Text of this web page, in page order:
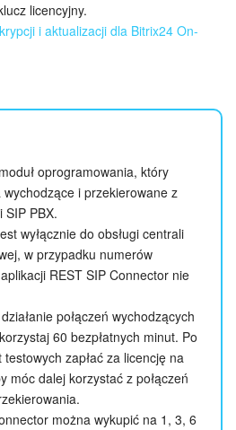
licencyjny.
i aktualizacji dla Bitrix24 On-
oprogramowania, który
wychodzące i przekierowane z
SIP PBX.
wyłącznie do obsługi centrali
w przypadku numerów
REST SIP Connector nie
połączeń wychodzących
60 bezpłatnych minut. Po
zapłać za licencję na
móc dalej korzystać z połączeń
można wykupić na 1, 3, 6